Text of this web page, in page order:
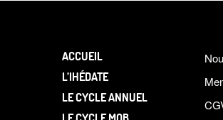
ACCUEIL
L’IHÉDATE
LE CYCLE ANNUEL